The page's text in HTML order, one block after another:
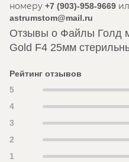
номеру +7 (903)-958-9669
astrumstom@mail.ru
Отзывы о Файлы Голд
Gold F4 25мм
Рейтинг отзывов
5
4
3
2
1